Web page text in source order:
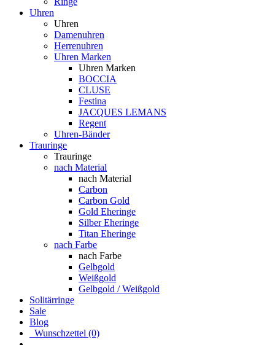
Uhren
Uhren
Damenuhren
Herrenuhren
Uhren Marken
Uhren Marken
BOCCIA
CLUSE
Festina
JACQUES LEMANS
Regent
Uhren-Bänder
Trauringe
Trauringe
nach Material
nach Material
Carbon
Carbon Gold
Gold Eheringe
Silber Eheringe
Titan Eheringe
nach Farbe
nach Farbe
Gelbgold
Weißgold
Gelbgold / Weißgold
Solitärringe
Sale
Blog
Wunschzettel (0)